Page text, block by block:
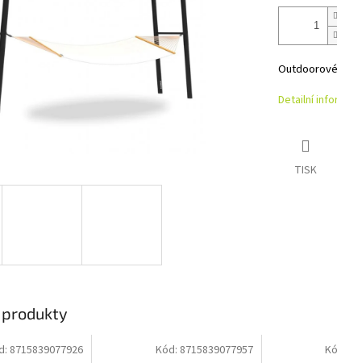
Detailní
TISK
8715839077926 Kód: 8715839077957